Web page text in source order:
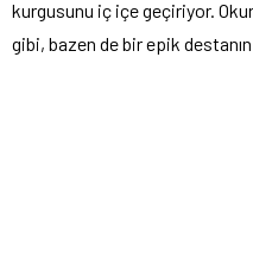
kurgusunu iç içe geçiriyor.
gibi, bazen de bir epik